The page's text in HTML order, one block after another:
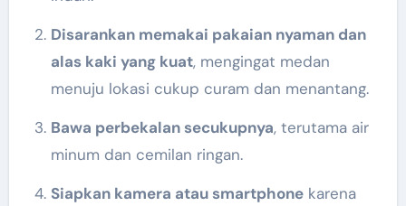
Disarankan memakai pakaian nyaman dan
alas kaki yang kuat, mengingat medan
menuju lokasi cukup curam dan menantang.
Bawa perbekalan secukupnya, terutama air
minum dan cemilan ringan.
Siapkan kamera atau smartphonekarena